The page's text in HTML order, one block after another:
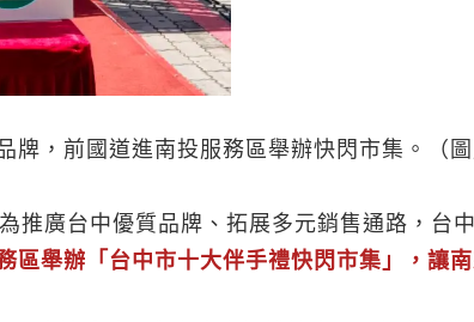
，前國道進南投服務區舉辦快閃市集。（圖
廣台中優質品牌、拓展多元銷售通路，台
舉辦「台中市十大伴手禮快閃市集」，讓